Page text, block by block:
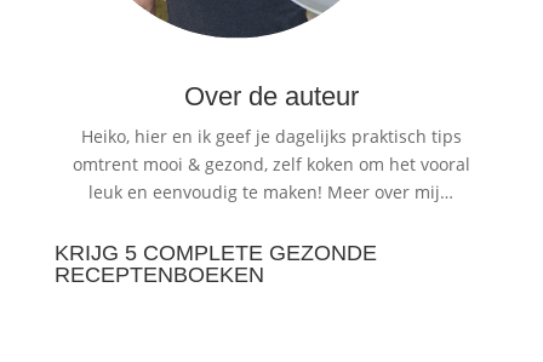
Over de auteur
Heiko, hier en ik geef je dagelijks praktisch tips
omtrent mooi & gezond, zelf koken om het vooral
leuk en eenvoudig te maken! Meer over mij…
KRIJG 5 COMPLETE GEZONDE
RECEPTENBOEKEN